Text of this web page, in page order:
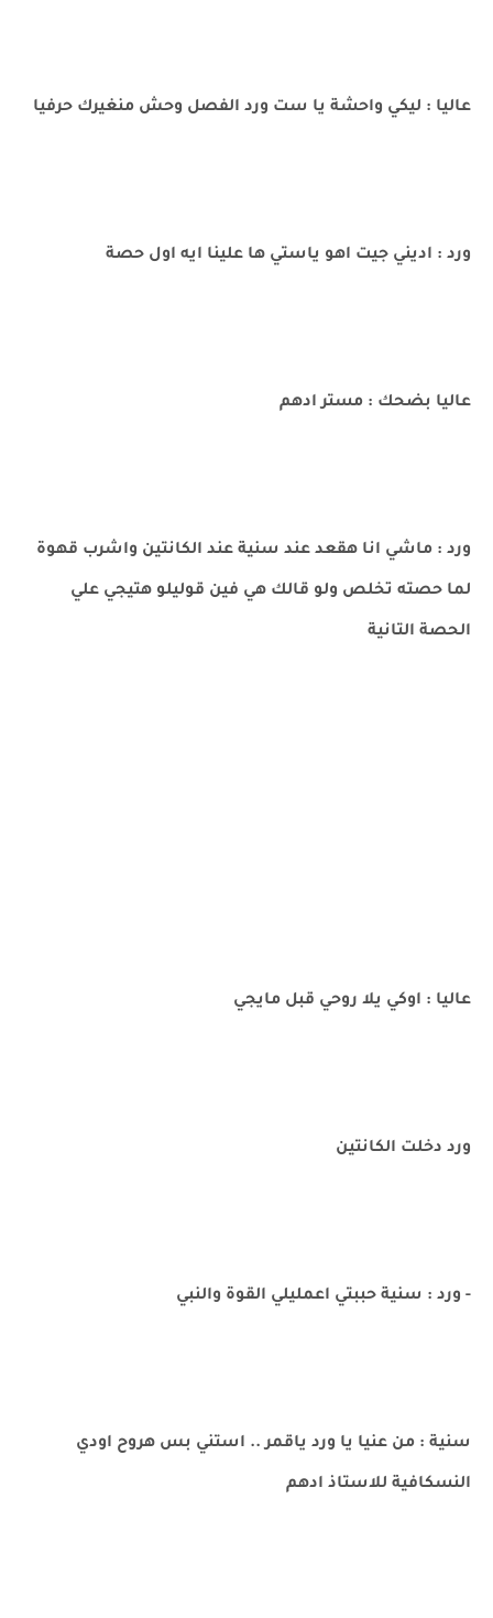
عاليا : ليكي واحشة يا ست ورد الفصل وحش منغيرك حرفيا
ورد : اديني جيت اهو ياستي ها علينا ايه اول حصة
عاليا بضحك : مستر ادهم
ورد : ماشي انا هقعد عند سنية عند الكانتين واشرب قهوة
لما حصته تخلص ولو قالك هي فين قوليلو هتيجي علي
الحصة التانية
عاليا : اوكي يلا روحي قبل مايجي
ورد دخلت الكانتين
- ورد : سنية حببتي اعمليلي القوة والنبي
سنية : من عنيا يا ورد ياقمر .. استني بس هروح اودي
النسكافية للاستاذ ادهم